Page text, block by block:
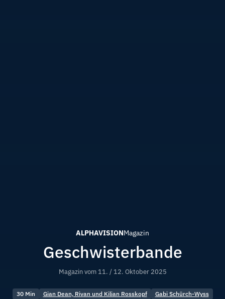
ALPHAVISIONMagazin
Geschwisterbande
Magazin vom 11. / 12. Oktober 2025
30 Min Gian Dean, Rivan und Kilian Rosskopf
Gabi Schürch-Wyss